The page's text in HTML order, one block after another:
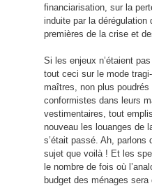
financiarisation, sur la
induite par la
premières de la crise et
Si les enjeux n’étaient
tout ceci sur le mode
maîtres, non plus
conformistes dans leurs
vestimentaires, tout
nouveau les louanges de
s’était passé. Ah,
sujet que voilà ! Et les
le nombre de fois où
budget des ménages